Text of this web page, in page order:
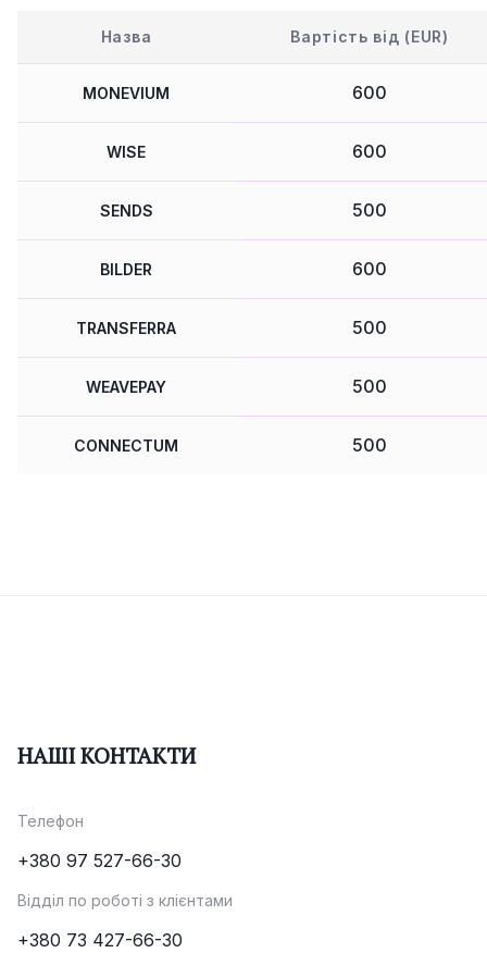
Назва Вартість від (EUR)
MONEVIUM 600
WISE 600
SENDS 500
BILDER 600
TRANSFERRA 500
WEAVEPAY 500
CONNECTUM 500
AMAIZ
НАШІ КОНТАКТИ
Телефон
+380 97 527-66-30
Відділ по роботі з клієнтами
+380 73 427-66-30